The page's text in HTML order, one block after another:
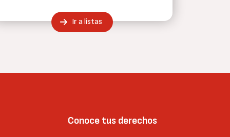
Ir a listas
Conoce tus derechos